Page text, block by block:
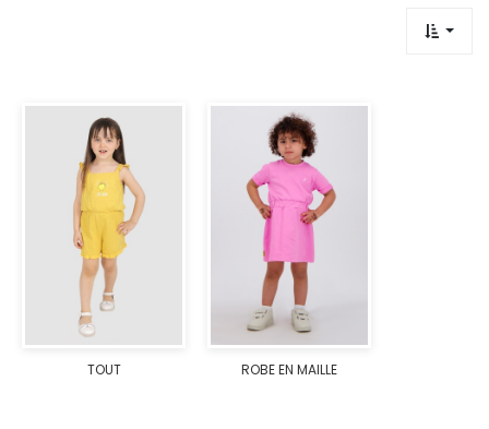
TOUT ROBE EN MAILLE